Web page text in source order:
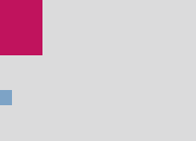
Dudy i...
tylko Kraków